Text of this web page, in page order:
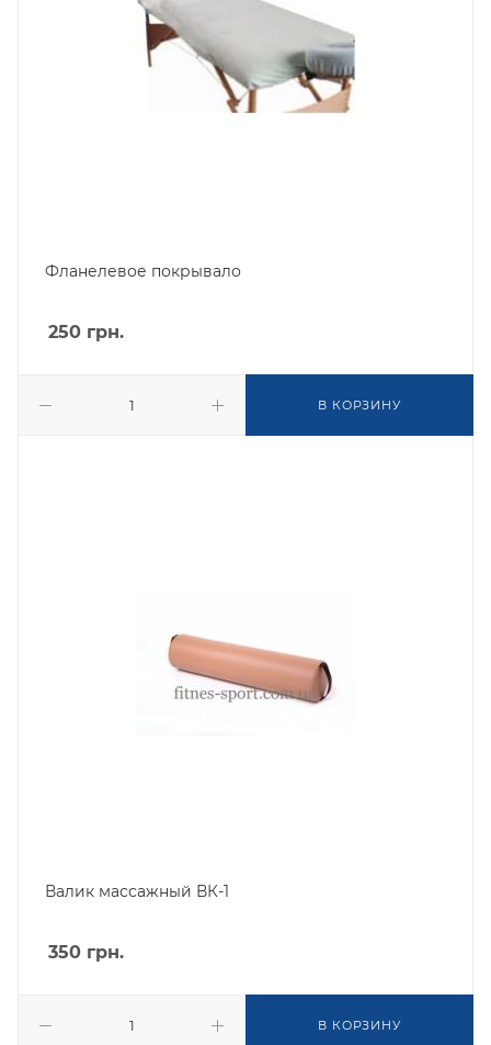
Фланелевое покрывало
250 грн.
В КОРЗИНУ
Валик массажный ВК-1
350 грн.
В КОРЗИНУ